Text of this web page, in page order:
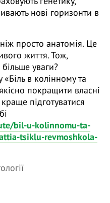
нові горизонти в
просто анатомія. Це
життя. Тож,
уваги?
«Біль в колінному та
покращити власні
підготуватися
bil-u-kolinnomu-ta-
tsiklu-revmoshkola-